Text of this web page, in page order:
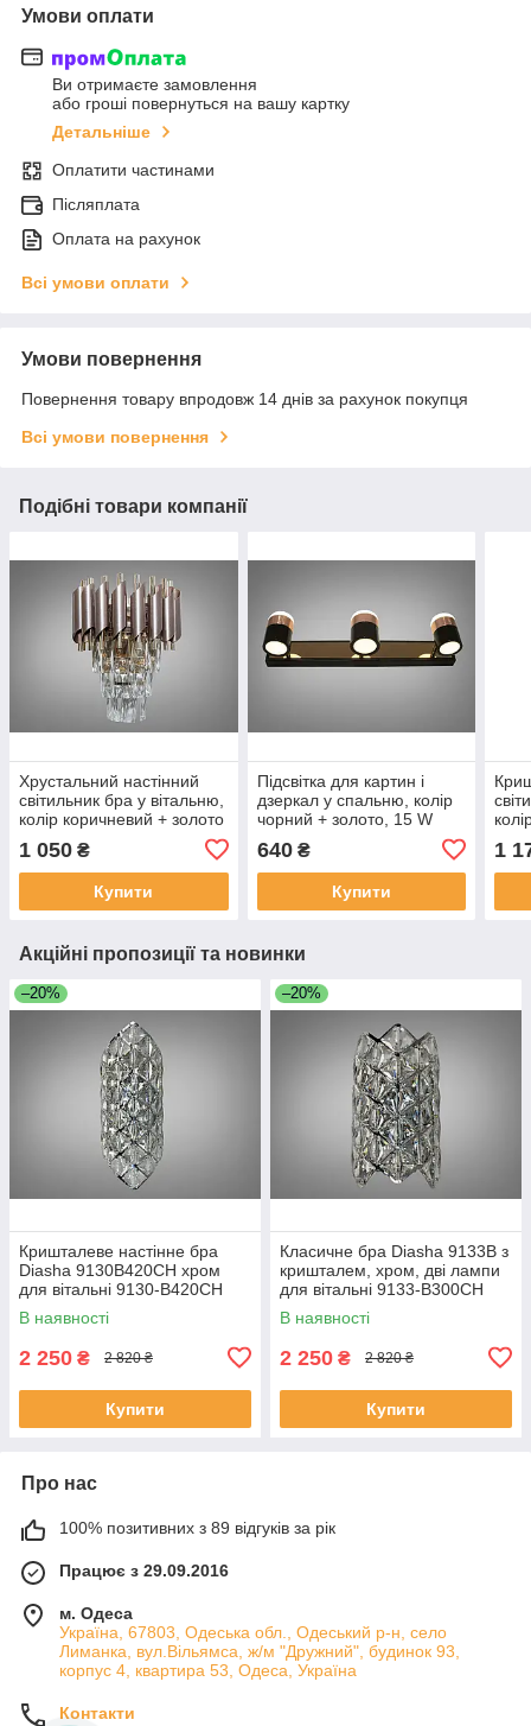
Умови оплати
Ви отримаєте замовлення
або гроші повернуться на вашу картку
Детальніше
Оплатити частинами
Післяплата
Оплата на рахунок
Всі умови оплати
Умови повернення
Повернення товару впродовж 14 днів за рахунок покупця
Всі умови повернення
Подібні товари компанії
Хрустальний настінний
світильник бра у вітальню,
колір коричневий + золото
1 050 ₴
Купити
Підсвітка для картин і
дзеркал у спальню, колір
чорний + золото, 15 W
640₴
Купити
1
Акційні пропозиції та новинки
–20%
Кришталеве настінне бра
Diasha 9130B420CH хром
для вітальні 9130-B420CH
В наявності
2 250 ₴ 2 820 ₴
Купити
–20%
Класичне бра Diasha 9133B з
кришталем, хром, дві лампи
для вітальні 9133-B300CH
В наявності
2 250 ₴ 2 820 ₴
Купити
Про нас
100% позитивних з 89 відгуків за рік
Працює з 29.09.2016
м. Одеса
Україна, 67803, Одеська обл., Одеський р-н, село
Лиманка, вул.Вільямса, ж/м "Дружний", будинок 93,
корпус 4, квартира 53, Одеса, Україна
Контакти